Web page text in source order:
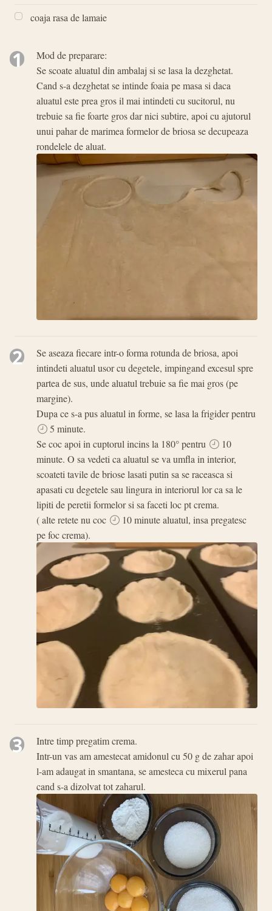
coaja rasa de lamaie
1
Mod de preparare:
Se scoate aluatul din ambalaj si se lasa la dezghetat.
Cand s-a dezghetat se intinde foaia pe masa si daca
aluatul este prea gros il mai intindeti cu sucitorul, nu
trebuie sa fie foarte gros dar nici subtire, apoi cu ajutorul
unui pahar de marimea formelor de briosa se decupeaza
rondelele de aluat.
2
Se aseaza fiecare intr-o forma rotunda de briosa, apoi
intindeti aluatul usor cu degetele, impingand excesul spre
partea de sus, unde aluatul trebuie sa fie mai gros (pe
margine).
Dupa ce s-a pus aluatul in forme, se lasa la frigider pentru
5 minute.
Se coc apoi in cuptorul incins la 180° pentru
10
minute. O sa vedeti ca aluatul se va umfla in interior,
scoateti tavile de briose lasati putin sa se raceasca si
apasati cu degetele sau lingura in interiorul lor ca sa le
lipiti de peretii formelor si sa faceti loc pt crema.
( alte retete nu coc
10 minute aluatul, insa pregatesc
pe foc crema).
3
Intre timp pregatim crema.
Intr-un vas am amestecat amidonul cu 50 g de zahar apoi
l-am adaugat in smantana, se amesteca cu mixerul pana
cand s-a dizolvat tot zaharul.